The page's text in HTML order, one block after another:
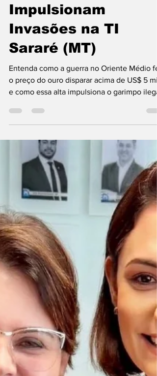
Conflitos no Exterior
e Alta do Ouro
Impulsionam
Sararé (MT)
o preço do ouro disparar acima de US$ 5 mil
e como essa alta impulsiona o garimpo
detalhes da operação do Exército e Ibama
região.